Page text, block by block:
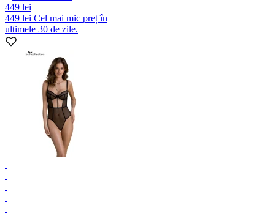
449 lei
449 lei Cel mai mic preț în
ultimele 30 de zile.